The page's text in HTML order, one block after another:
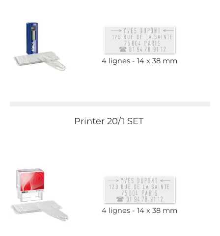
4 lignes 14 x 38 mm
Printer 20/1 SET
4 lignes 14 x 38 mm